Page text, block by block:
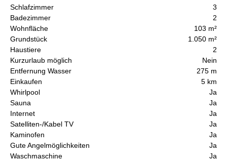
Schlafzimmer
3
Badezimmer
2
Wohnfläche
103 m²
Grundstück
1.050 m²
Haustiere
2
Kurzurlaub möglich
Nein
Entfernung Wasser
275 m
Einkaufen
5 km
Whirlpool
Ja
Sauna
Ja
Internet
Ja
Satelliten-/Kabel TV
Ja
Kaminofen
Ja
Gute Angelmöglichkeiten
Ja
Waschmaschine
Ja